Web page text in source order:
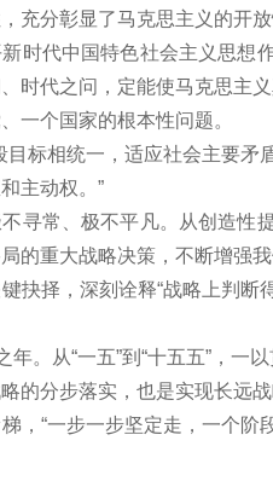
充分彰显了马克思主义的开放
时代中国特色社会主义思想
时代之问，定能使马克思主
一个国家的根本性问题。
目标相统一，适应社会主要
主动权。”
寻常、极不平凡。从创造性
的重大战略决策，不断增强
抉择，深刻诠释“战略上判
年。从“一五”到“十五五”，
的分步落实，也是实现长远战
，“一步一步坚定走，一个